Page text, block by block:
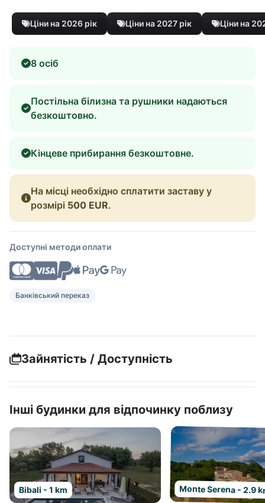
Ціни на 2026 рік Ціни на 2027 рік Ціни на
8 осіб
Постільна білизна та рушники надаються
безкоштовно.
Кінцеве прибирання безкоштовне.
На місці необхідно сплатити заставу у
розмірі 500 EUR.
Доступні методи оплати
Банківський переказ
Зайнятість / Доступність
Інші будинки для відпочинку поблизу
Bibali - 1 km Monte Serena - 2.9